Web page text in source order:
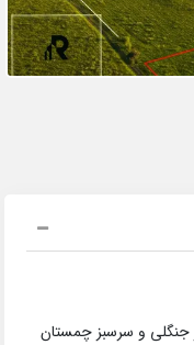
جنگلی و سرسبز چمستان